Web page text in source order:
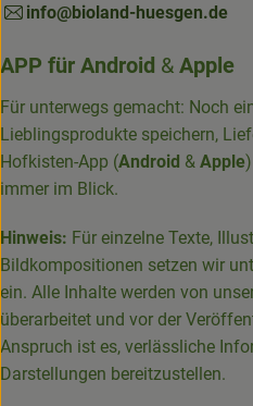
info@bioland-huesgen.de
APP für Android & Apple
Für unterwegs gemacht: Noch
Lieblingsprodukte speichern,
Hofkisten-App (Android & Apple
immer im Blick.
Hinweis: Für einzelne Texte,
Bildkompositionen setzen wir
ein. Alle Inhalte werden von
überarbeitet und vor der
Anspruch ist es, verlässliche
Darstellungen bereitzustellen.